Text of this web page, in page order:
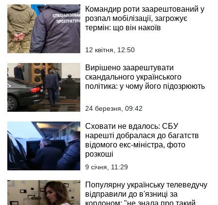
Командир роти заарештований у
розпал мобілізації, загрожує
термін: що він накоїв
12 квітня, 12:50
Вирішено заарештувати
скандального українського
політика: у чому його підозрюють
24 березня, 09:42
Сховати не вдалось: СБУ
нарешті добралася до багатств
відомого екс-міністра, фото
розкоші
9 січня, 11:29
Популярну українську телеведучу
відправили до в'язниці за
кордоном: "не знала про такий